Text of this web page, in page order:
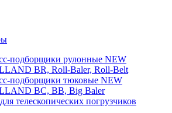
подборщики рулонные NEW
BR, Roll-Baler, Roll-Belt
подборщики тюковые NEW
BC, BB, Big Baler
телескопических погрузчиков